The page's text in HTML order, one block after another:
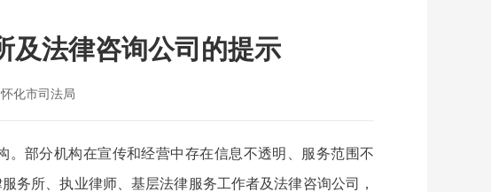
及法律咨询公司的提示
化市司法局
。部分机构在宣传和经营中存在信息不透明、服务范围不
务所、执业律师、基层法律服务工作者及法律咨询公司，